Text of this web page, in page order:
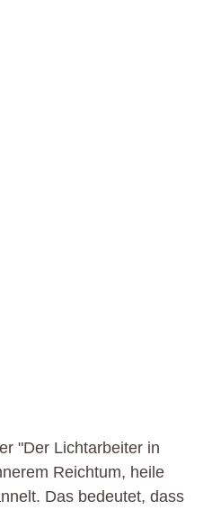
"Der Lichtarbeiter in
Reichtum, heile
Das bedeutet, dass